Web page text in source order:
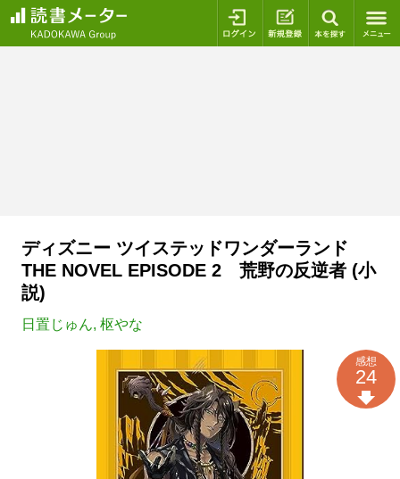
ログイン 新規登録
ディズニー ツイステッドワンダーランド
THE NOVEL EPISODE 2 荒野の反逆者 (小
説)
日置じゅん, 枢やな
感想
24